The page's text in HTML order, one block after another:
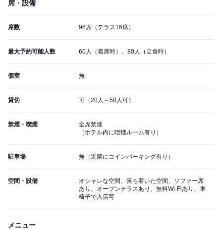
席・設備
席数 96席（テラス16席）
最大予約可能人数 60人（着席時）、80人（立食時）
個室 無
貸切 可（20人～50人可）
禁煙・喫煙
全席禁煙
（ホテル内に喫煙ルーム有り）
駐車場 無（近隣にコインパーキング有り）
空間・設備
オシャレな空間、落ち着いた空間、ソファー席
あり、オープンテラスあり、無料Wi-Fiあり、車
椅子で入店可
メニュー